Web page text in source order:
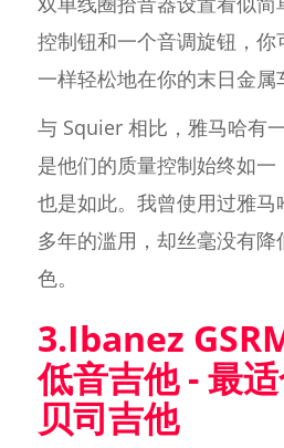
控制钮和一个音调旋钮，
一样轻松地在你的末日金属
与 Squier 相比，雅马哈有
是他们的质量控制始终如
也是如此。我曾使用过雅马
多年的滥用，却丝毫没有
色。
3.Ibanez
低音吉他 - 最
贝司吉他